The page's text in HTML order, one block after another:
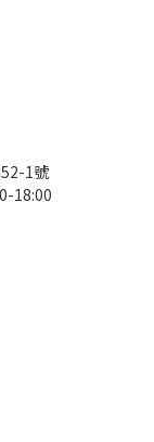
1號
18:00